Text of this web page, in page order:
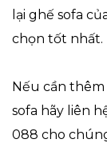
lại ghế sofa
chọn tốt nhất.
Nếu cần
sofa hãy liên
088 cho